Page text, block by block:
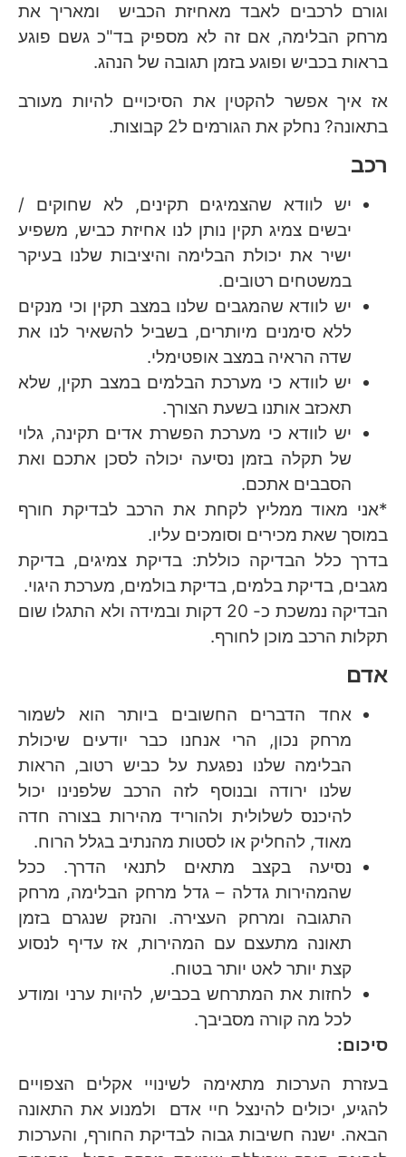
וגורם לרכבים לאבד מאחיזת הכביש ומאריך את
מרחק הבלימה, אם זה לא מספיק בד"כ גשם פוגע
בראות בכביש ופוגע בזמן תגובה של הנהג.
אז איך אפשר להקטין את הסיכויים להיות מעורב
בתאונה? נחלק את הגורמים ל2 קבוצות.
רכב
יש לוודא שהצמיגים תקינים, לא שחוקים /
יבשים צמיג תקין נותן לנו אחיזת כביש, משפיע
ישיר את יכולת הבלימה והיציבות שלנו בעיקר
במשטחים רטובים.
יש לוודא שהמגבים שלנו במצב תקין וכי מנקים
ללא סימנים מיותרים, בשביל להשאיר לנו את
שדה הראיה במצב אופטימלי.
יש לוודא כי מערכת הבלמים במצב תקין, שלא
תאכזב אותנו בשעת הצורך.
יש לוודא כי מערכת הפשרת אדים תקינה, גלוי
של תקלה בזמן נסיעה יכולה לסכן אתכם ואת
הסבבים אתכם.
*אני מאוד ממליץ לקחת את הרכב לבדיקת חורף
במוסך שאת מכירים וסומכים עליו.
בדרך כלל הבדיקה כוללת: בדיקת צמיגים, בדיקת
מגבים, בדיקת בלמים, בדיקת בולמים, מערכת היגוי.
הבדיקה נמשכת כ- 20 דקות ובמידה ולא התגלו שום
תקלות הרכב מוכן לחורף.
אדם
אחד הדברים החשובים ביותר הוא לשמור
מרחק נכון, הרי אנחנו כבר יודעים שיכולת
הבלימה שלנו נפגעת על כביש רטוב, הראות
שלנו ירודה ובנוסף לזה הרכב שלפנינו יכול
להיכנס לשלולית ולהוריד מהירות בצורה חדה
מאוד, להחליק או לסטות מהנתיב בגלל הרוח.
נסיעה בקצב מתאים לתנאי הדרך. ככל
שהמהירות גדלה – גדל מרחק הבלימה, מרחק
התגובה ומרחק העצירה. והנזק שנגרם בזמן
תאונה מתעצם עם המהירות, אז עדיף לנסוע
קצת יותר לאט יותר בטוח.
לחזות את המתרחש בכביש, להיות ערני ומודע
לכל מה קורה מסביבך.
סיכום:
בעזרת הערכות מתאימה לשינויי אקלים הצפויים
להגיע, יכולים להינצל חיי אדם ולמנוע את התאונה
הבאה. ישנה חשיבות גבוה לבדיקת החורף, והערכות